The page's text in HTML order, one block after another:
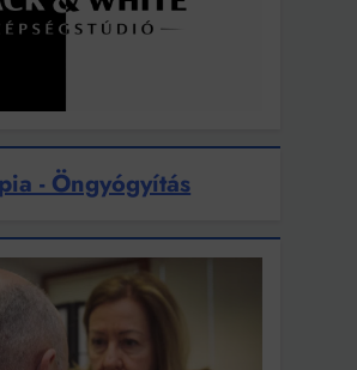
- Öngyógyítás